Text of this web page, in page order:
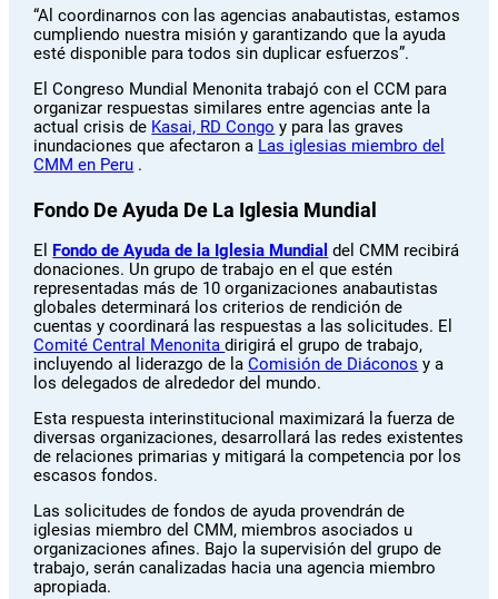
“Al coordinarnos con las agencias anabautistas, estamos
cumpliendo nuestra misión y garantizando que la ayuda
esté disponible para todos sin duplicar esfuerzos”.
El Congreso Mundial Menonita trabajó con el CCM para
organizar respuestas similares entre agencias ante la
actual crisis de Kasai, RD Congo y para las graves
inundaciones que afectaron a Las iglesias miembro del
CMM en Peru .
Fondo De Ayuda De La Iglesia Mundial
El Fondo de Ayuda de la Iglesia Mundial del CMM recibirá
donaciones. Un grupo de trabajo en el que estén
representadas más de 10 organizaciones anabautistas
globales determinará los criterios de rendición de
cuentas y coordinará las respuestas a las solicitudes. El
Comité Central Menonitadirigirá el grupo de trabajo,
incluyendo al liderazgo de laComisión de Diáconos y a
los delegados de alrededor del mundo.
Esta respuesta interinstitucional maximizará la fuerza de
diversas organizaciones, desarrollará las redes existentes
de relaciones primarias y mitigará la competencia por los
escasos fondos.
Las solicitudes de fondos de ayuda provendrán de
iglesias miembro del CMM, miembros asociados u
organizaciones afines. Bajo la supervisión del grupo de
trabajo, serán canalizadas hacia una agencia miembro
apropiada.